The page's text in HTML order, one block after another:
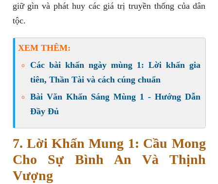
giữ gìn và phát huy các giá trị truyền thống của dân
tộc.
XEM THÊM:
Các bài khấn ngày mùng 1: Lời khấn gia
tiên, Thần Tài và cách cúng chuẩn
Bài Văn Khấn Sáng Mùng 1 - Hướng Dẫn
Đầy Đủ
7. Lời Khấn Mung 1: Cầu Mong
Cho Sự Bình An Và Thịnh
Vượng